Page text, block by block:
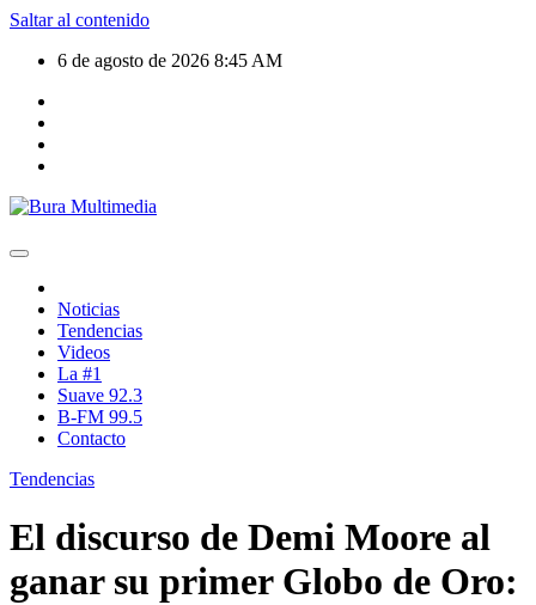
Saltar al contenido
6 de agosto de 2026 8:45 AM
Noticias
Tendencias
Videos
La #1
Suave 92.3
B-FM 99.5
Contacto
Tendencias
El discurso de Demi Moore al
ganar su primer Globo de Oro: